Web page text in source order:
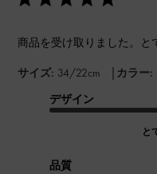
商品を受け取りました。と
サイズ: 34/22cm | カラー:
デザイン
と
品質